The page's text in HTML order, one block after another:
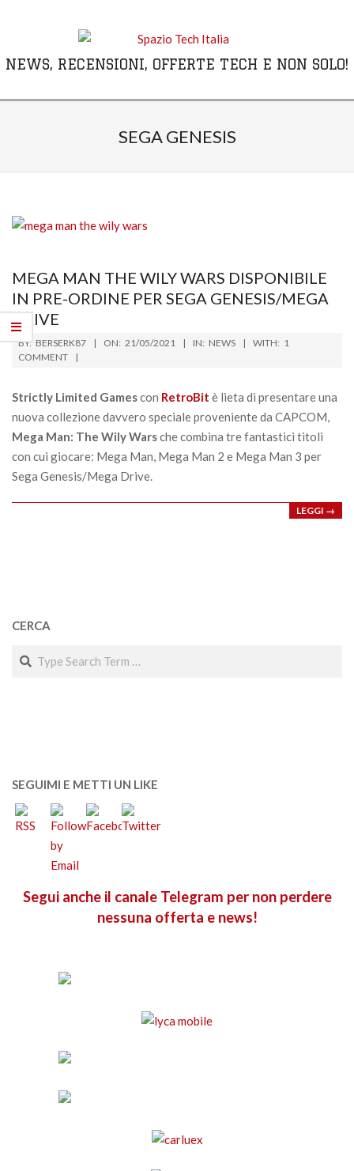
NEWS, RECENSIONI, OFFERTE TECH E NON SOLO!
SEGA GENESIS
MEGA MAN THE WILY WARS DISPONIBILE
IN PRE-ORDINE PER SEGA GENESIS/MEGA
DRIVE
2021-
05-
BY: BERSERK87 ON: 21/05/2021 IN: NEWS WITH: 1
COMMENT
Strictly Limited Gamescon RetroBit è lieta di presentare una
nuova collezione davvero speciale proveniente da CAPCOM,
Mega Man: The Wily Warsche combina tre fantastici titoli
con cui giocare: Mega Man, Mega Man 2 e Mega Man 3 per
Sega Genesis/Mega Drive.
LEGGI →
CERCA
Search
SEGUIMI E METTI UN LIKE
Segui anche il canale Telegram per non perdere
nessuna offerta e news!